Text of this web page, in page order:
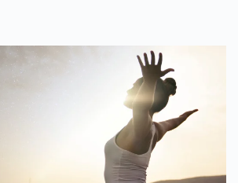
un acucioso análisis en torno a
y debilidades que se poseen en
y da luces sobre los matices
que marcan la realidad
valoración es de gran estima
con el otro, consigo mismo y